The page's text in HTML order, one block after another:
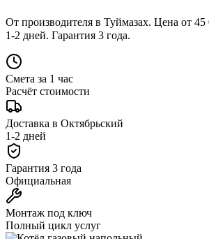
От производителя в Туймазах. Цена от 45
1-2 дней. Гарантия 3 года.
Смета за 1 час
Расчёт стоимости
Доставка в Октябрьский
1-2 дней
Гарантия 3 года
Официальная
Монтаж под ключ
Полный цикл услуг